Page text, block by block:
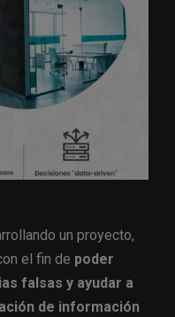
un proyecto,
el fin de poder
falsas y ayudar a
de información